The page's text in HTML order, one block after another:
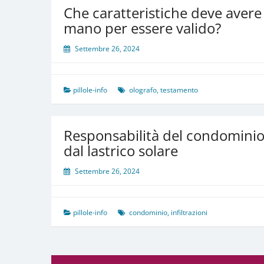
Che caratteristiche deve
mano per essere valido?
Settembre 26, 2024
pillole-info olografo,testamento
Responsabilità del
dal lastrico solare
Settembre 26, 2024
pillole-info condominio, infiltrazioni